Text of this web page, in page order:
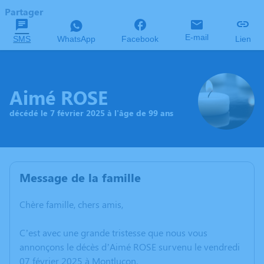
Partager
SMS WhatsApp Facebook E-mail Lien
Aimé ROSE
décédé le 7 février 2025 à l'âge de 99 ans
Message de la famille
Chère famille, chers amis,
C’est avec une grande tristesse que nous vous
annonçons le décès d’Aimé ROSE survenu le vendredi
07 février 2025 à Montluçon.